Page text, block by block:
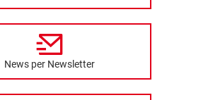
News per Newsletter